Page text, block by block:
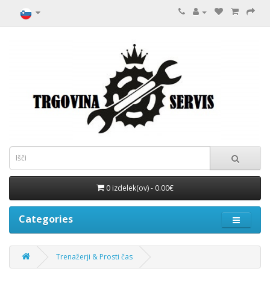
0 izdelek(ov) - 0.00€
Categories
Trenažerji & Prosti čas